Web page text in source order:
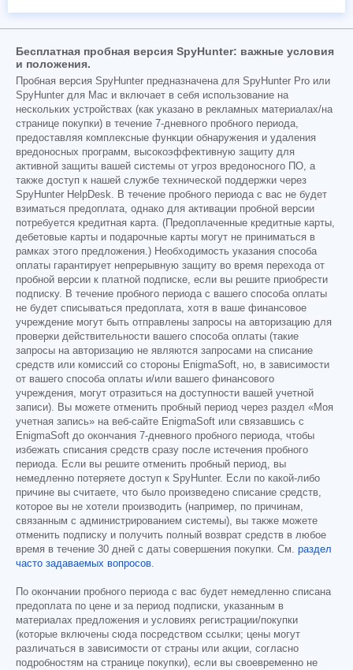
Бесплатная пробная версия SpyHunter: важные условия
и положения.
Пробная версия SpyHunter предназначена для SpyHunter Pro или
SpyHunter для Mac и включает в себя использование на
нескольких устройствах (как указано в рекламных материалах/на
странице покупки) в течение 7-дневного пробного периода,
предоставляя комплексные функции обнаружения и удаления
вредоносных программ, высокоэффективную защиту для
активной защиты вашей системы от угроз вредоносного ПО, а
также доступ к нашей службе технической поддержки через
SpyHunter HelpDesk. В течение пробного периода с вас не будет
взиматься предоплата, однако для активации пробной версии
потребуется кредитная карта. (Предоплаченные кредитные карты,
дебетовые карты и подарочные карты могут не приниматься в
рамках этого предложения.) Необходимость указания способа
оплаты гарантирует непрерывную защиту во время перехода от
пробной версии к платной подписке, если вы решите приобрести
подписку. В течение пробного периода с вашего способа оплаты
не будет списываться предоплата, хотя в ваше финансовое
учреждение могут быть отправлены запросы на авторизацию для
проверки действительности вашего способа оплаты (такие
запросы на авторизацию не являются запросами на списание
средств или комиссий со стороны EnigmaSoft, но, в зависимости
от вашего способа оплаты и/или вашего финансового
учреждения, могут отразиться на доступности вашей учетной
записи). Вы можете отменить пробный период через раздел «Моя
учетная запись» на веб-сайте EnigmaSoft или связавшись с
EnigmaSoft до окончания 7-дневного пробного периода, чтобы
избежать списания средств сразу после истечения пробного
периода. Если вы решите отменить пробный период, вы
немедленно потеряете доступ к SpyHunter. Если по какой-либо
причине вы считаете, что было произведено списание средств,
которое вы не хотели производить (например, по причинам,
связанным с администрированием системы), вы также можете
отменить подписку и получить полный возврат средств в любое
время в течение 30 дней с даты совершения покупки. См. раздел
часто задаваемых вопросов.
По окончании пробного периода с вас будет немедленно списана
предоплата по цене и за период подписки, указанным в
материалах предложения и условиях регистрации/покупки
(которые включены сюда посредством ссылки; цены могут
различаться в зависимости от страны или акции, согласно
подробностям на странице покупки), если вы своевременно не